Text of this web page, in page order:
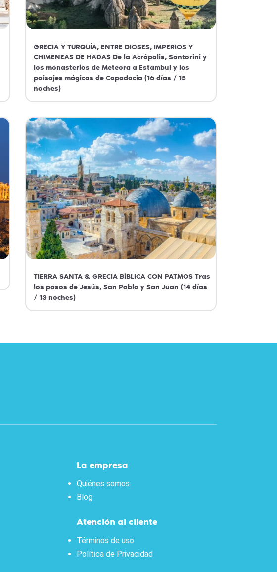
Grecia
GRECIA Y TURQUÍA, ENTRE DIOSES, IMPERIOS Y
CHIMENEAS DE HADAS De la Acrópolis, Santorini y
los monasterios de Meteora a Estambul y los
paisajes mágicos de Capadocia (16 días / 15
noches)
Tierra Santa
TIERRA SANTA & GRECIA BÍBLICA CON PATMOS Tras
los pasos de Jesús, San Pablo y San Juan (14 días
/ 13 noches)
La empresa
Quiénes somos
Blog
Atención al cliente
Términos de uso
Política de Privacidad